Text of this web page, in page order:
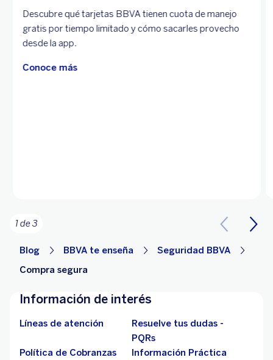
Descubre qué tarjetas BBVA tienen cuota de manejo
gratis por tiempo limitado y cómo sacarles provecho
desde la app.
Conoce más
1 de 3
Blog BBVA te enseña
Seguridad BBVA
Compra segura
Información de interés
Líneas de atención
Resuelve tus dudas -
PQRs
Política de Cobranzas
Información Práctica